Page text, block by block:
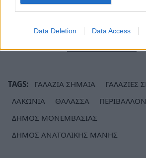
Data Deletion Data Access
Σκουτάρι
Ακολουθήστε τοnotospress.grστο
TAGS: ΓΑΛΑΖΙΑ ΣΗΜΑΙΑ
ΓΑΛΑΖΙΕΣ
ΛΑΚΩΝΙΑ
ΘΑΛΑΣΣΑ
ΠΕΡΙΒΑΛΛΟΝ
ΔΗΜΟΣ ΜΟΝΕΜΒΑΣΙΑΣ
ΔΗΜΟΣ ΑΝΑΤΟΛΙΚΗΣ ΜΑΝΗΣ